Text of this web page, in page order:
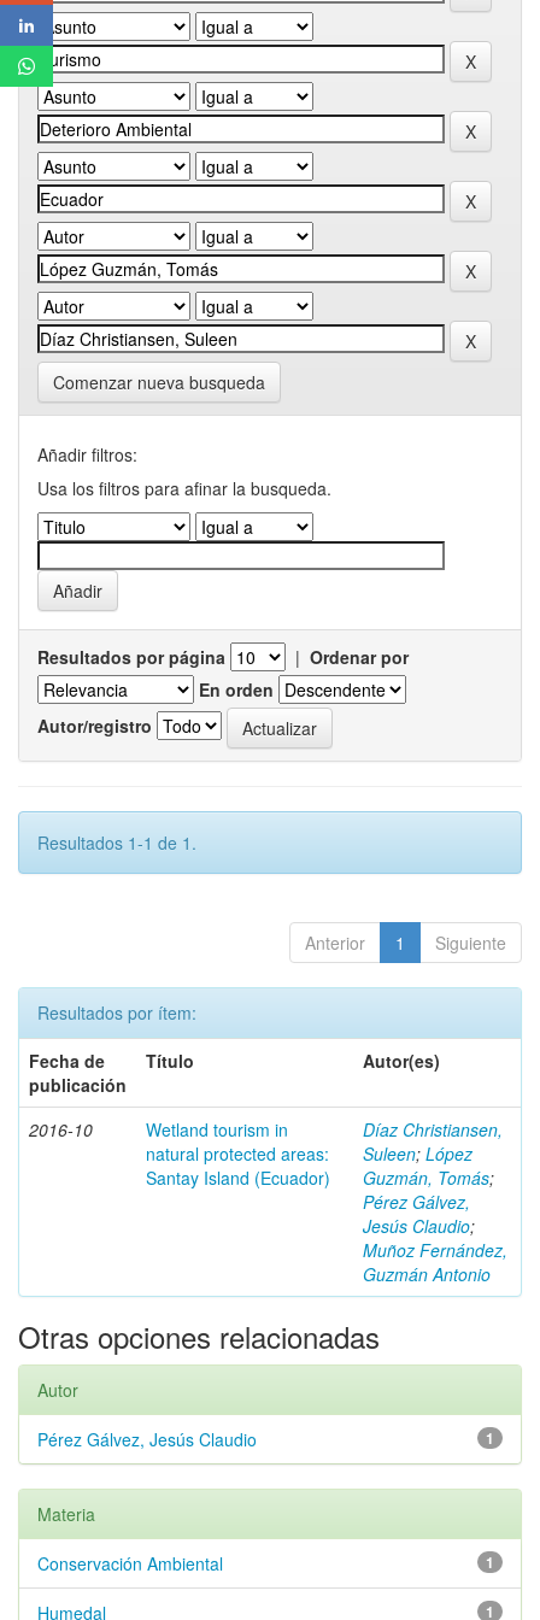
Comenzar nueva busqueda
Añadir filtros:
Usa los filtros para afinar la busqueda.
Resultados por página | Ordenar por
En orden
Autor/registro
Resultados 1-1 de 1.
Anterior 1 Siguiente
Resultados por ítem:
Fecha de
publicación
Título Autor(es)
2016-10
Wetland tourism in
natural protected areas:
Santay Island (Ecuador)
Díaz Christiansen,
Suleen; López
Guzmán, Tomás;
Pérez Gálvez,
Jesús Claudio;
Muñoz Fernández,
Guzmán Antonio
Otras opciones relacionadas
Autor
1
Pérez Gálvez, Jesús Claudio
Materia
1
Conservación Ambiental
1
Humedal